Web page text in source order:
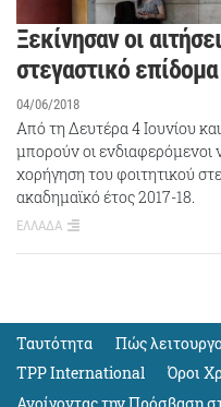
Ξεκίνησαν οι
στεγαστικό επίδομα
04/06/2018
Από τη Δευτέρα 4 Ιουνίου
μπορούν οι ενδιαφερόμενοι
χορήγηση του φοιτητικού
ακαδημαϊκό έτος 2017-18.
ΕΛΛΑΔΑ
Ταυτότητα Πώς
TPP International
Όροι